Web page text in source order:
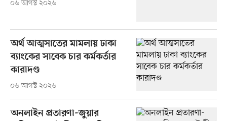
০৬ আগস্ট ২০২৬
অর্থ আত্মসাতের মামলায় ঢাকা
ব্যাংকের সাবেক চার কর্মকর্তার
কারাদণ্ড
০৬ আগস্ট ২০২৬
অনলাইন প্রতারণা-জুয়ার